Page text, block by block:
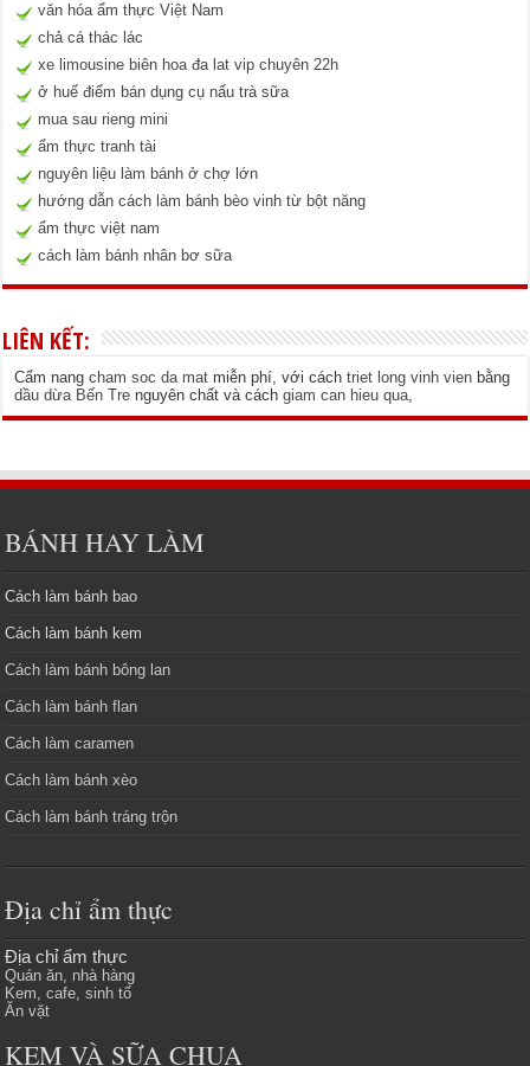
văn hóa ẩm thực Việt Nam
chả cá thác lác
xe limousine biên hoa đa lat vip chuyên 22h
ở huế điểm bán dụng cụ nấu trà sữa
mua sau rieng mini
ẩm thực tranh tài
nguyên liệu làm bánh ở chợ lớn
hướng dẫn cách làm bánh bèo vinh từ bột năng
ẩm thực việt nam
cách làm bánh nhân bơ sữa
LIÊN KẾT:
Cẩm nangcham soc da mat miễn phí, với cáchtriet long vinh vien bằng
dầu dừa Bến Tre nguyên chất và cáchgiam can hieu qua,
BÁNH HAY LÀM
Cách làm bánh bao
Cách làm bánh kem
Cách làm bánh bông lan
Cách làm bánh flan
Cách làm caramen
Cách làm bánh xèo
Cách làm bánh tráng trộn
Địa chỉ ẩm thực
Địa chỉ ẩm thực
Quán ăn, nhà hàng
Kem, cafe, sinh tố
Ăn vặt
KEM VÀ SỮA CHUA